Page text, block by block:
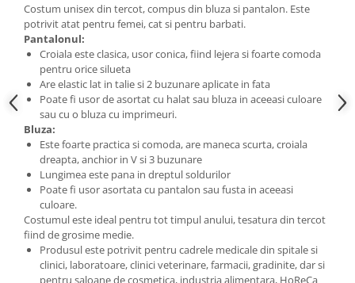
Costum unisex din tercot, compus din bluza si pantalon. Este
potrivit atat pentru femei, cat si pentru barbati.
Pantalonul:
Croiala este clasica, usor conica, fiind lejera si foarte comoda
pentru orice silueta
Are elastic lat in talie si 2 buzunare aplicate in fata
Poate fi usor de asortat cu halat sau bluza in aceeasi culoare
sau cu o bluza cu imprimeuri.
Bluza:
Este foarte practica si comoda, are maneca scurta, croiala
dreapta, anchior in V si 3 buzunare
Lungimea este pana in dreptul soldurilor
Poate fi usor asortata cu pantalon sau fusta in aceeasi
culoare.
Costumul este ideal pentru tot timpul anului, tesatura din tercot
fiind de grosime medie.
Produsul este potrivit pentru cadrele medicale din spitale si
clinici, laboratoare, clinici veterinare, farmacii, gradinite, dar si
pentru saloane de cosmetica, industria alimentara, HoReCa